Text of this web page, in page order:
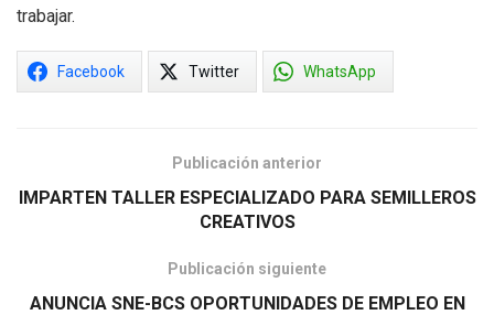
trabajar.
Facebook Twitter WhatsApp
Publicación anterior
IMPARTEN TALLER ESPECIALIZADO PARA SEMILLEROS
CREATIVOS
Publicación siguiente
ANUNCIA SNE-BCS OPORTUNIDADES DE EMPLEO EN